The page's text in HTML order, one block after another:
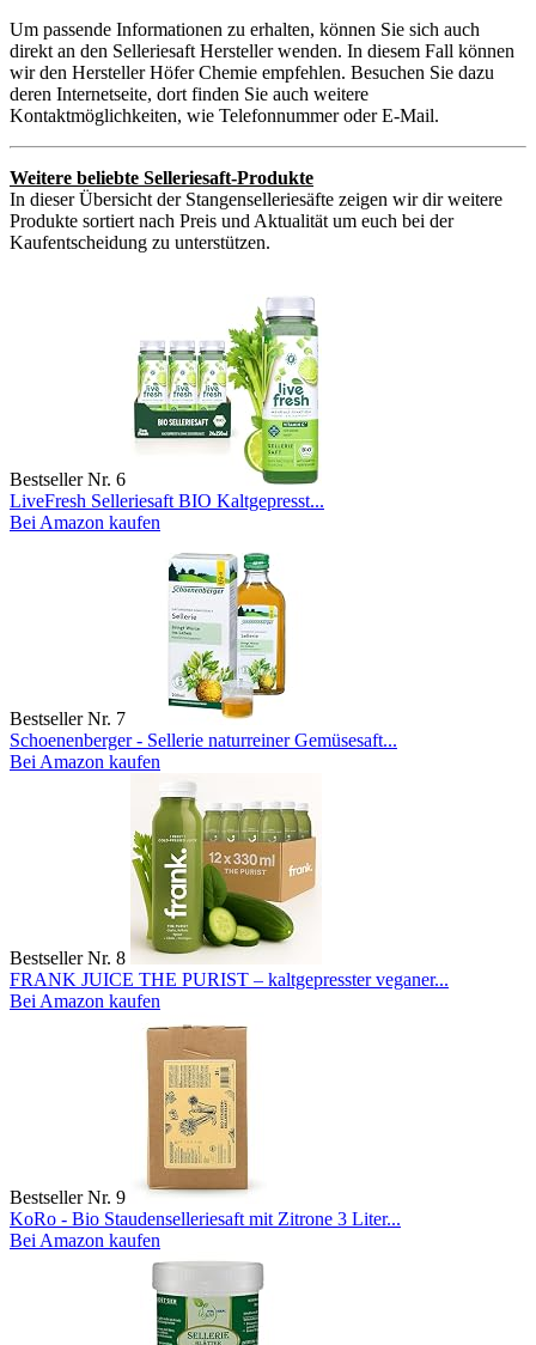
Um passende Informationen zu erhalten, können Sie sich auch
direkt an den Selleriesaft Hersteller wenden. In diesem Fall können
wir den Hersteller Höfer Chemie empfehlen. Besuchen Sie dazu
deren Internetseite, dort finden Sie auch weitere
Kontaktmöglichkeiten, wie Telefonnummer oder E-Mail.
Weitere beliebte Selleriesaft-Produkte
In dieser Übersicht der Stangenselleriesäfte zeigen wir dir weitere
Produkte sortiert nach Preis und Aktualität um euch bei der
Kaufentscheidung zu unterstützen.
Bestseller Nr. 6
LiveFresh Selleriesaft BIO Kaltgepresst...
Bei Amazon kaufen
Bestseller Nr. 7
Schoenenberger - Sellerie naturreiner Gemüsesaft...
Bei Amazon kaufen
Bestseller Nr. 8
FRANK JUICE THE PURIST – kaltgepresster veganer...
Bei Amazon kaufen
Bestseller Nr. 9
KoRo - Bio Staudenselleriesaft mit Zitrone 3 Liter...
Bei Amazon kaufen